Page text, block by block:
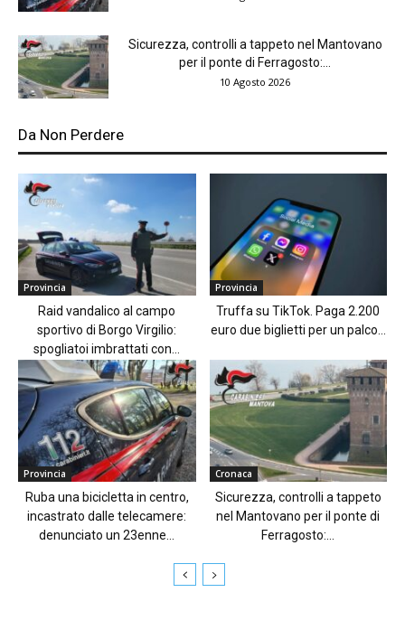
Sicurezza, controlli a tappeto nel Mantovano
per il ponte di Ferragosto:...
10 Agosto 2026
Da Non Perdere
Provincia
Raid vandalico al campo
sportivo di Borgo Virgilio:
spogliatoi imbrattati con...
Provincia
Truffa su TikTok. Paga 2.200
euro due biglietti per un palco...
Provincia
Ruba una bicicletta in centro,
incastrato dalle telecamere:
denunciato un 23enne...
Cronaca
Sicurezza, controlli a tappeto
nel Mantovano per il ponte di
Ferragosto:...